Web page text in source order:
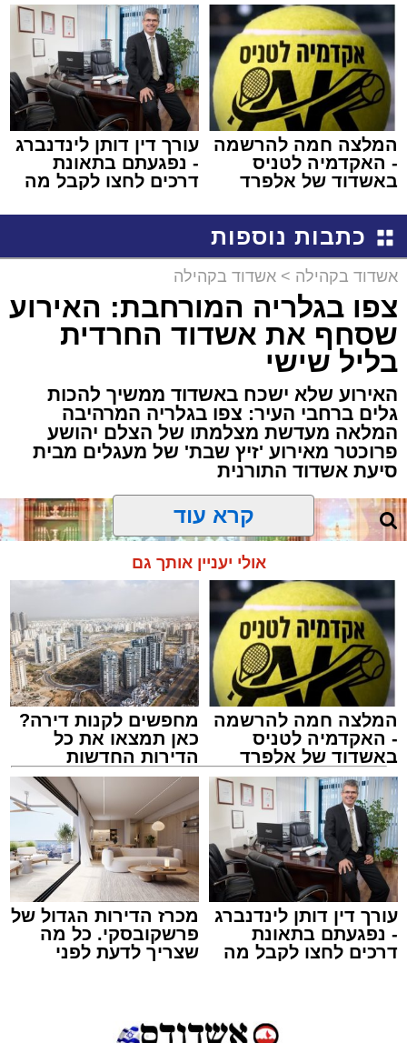
באשדוד
המלצה חמה להרשמה
- האקדמיה לטניס
באשדוד של אלפרד
עורך דין דותן לינדנברג
- נפגעתם בתאונת
דרכים לחצו לקבל מה
כתבות נוספות
אשדוד בקהילה > אשדוד בקהילה
צפו בגלריה המורחבת: האירוע
שסחף את אשדוד החרדית
בליל שישי
האירוע שלא ישכח באשדוד ממשיך להכות
גלים ברחבי העיר: צפו בגלריה המרהיבה
המלאה מעדשת מצלמתו של הצלם יהושע
פרוכטר מאירוע 'זיץ שבת' של מעגלים מבית
סיעת אשדוד התורנית
צילום: יהושע פרוכטר
מערכת האתר / 00:35 09.08.26
האירוע שלא ישכח באשדוד ממשיך להכות גלים
קרא עוד
אולי יעניין אותך גם
המלצה חמה להרשמה
- האקדמיה לטניס
באשדוד של אלפרד
קריאולנסקי - לילדים
מחפשים לקנות דירה?
כאן תמצאו את כל
הדירות החדשות
למכירה באשדוד >>>
עורך דין דותן לינדנברג
- נפגעתם בתאונת
דרכים לחצו לקבל מה
מכרז הדירות הגדול של
פרשקובסקי. כל מה
שצריך לדעת לפני